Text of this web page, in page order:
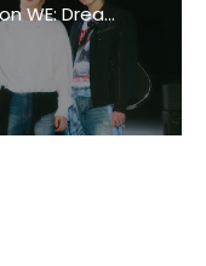
WE: Drea...